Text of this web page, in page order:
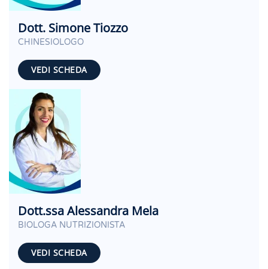
Dott. Simone Tiozzo
CHINESIOLOGO
VEDI SCHEDA
Dott.ssa Alessandra Mela
BIOLOGA NUTRIZIONISTA
VEDI SCHEDA